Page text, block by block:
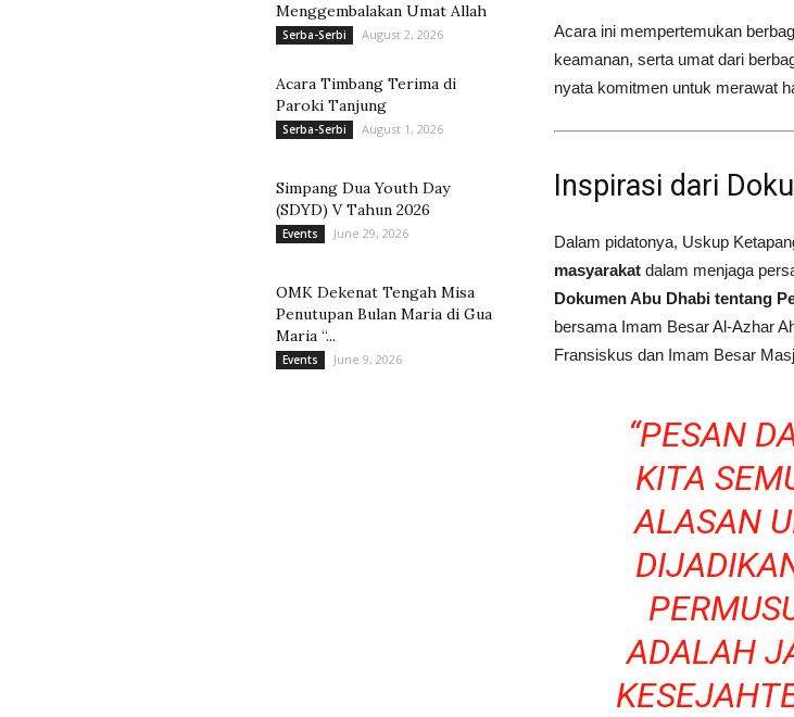
Acara ini mempertemukan
keamanan, serta umat dari
nyata komitmen untuk merawat
Inspirasi dari
Dalam pidatonya, Uskup
masyarakat dalam menjaga
Dokumen Abu Dhabi tentang
bersama Imam Besar Al-Azhar
Fransiskus dan Imam Besar
“PESAN
KITA
ALASAN
ADALAH
Menggembalakan Umat Allah
Serba-Serbi August 2, 2026
Acara Timbang Terima di
Paroki Tanjung
Serba-Serbi August 1, 2026
Simpang Dua Youth Day
(SDYD) V Tahun 2026
Events June 29, 2026
OMK Dekenat Tengah Misa
Penutupan Bulan Maria di Gua
Maria “...
Events June 9, 2026